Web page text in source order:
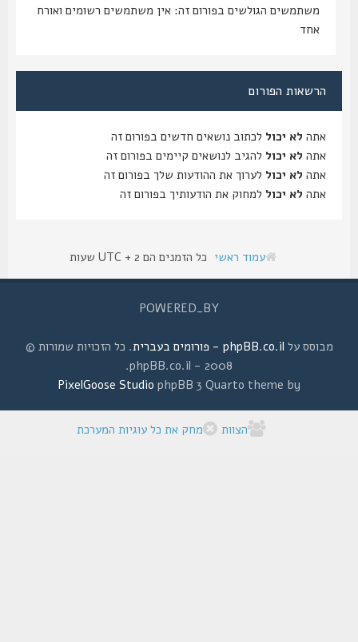
משתמשים הגולשים בפורום זה: אין משתמשים רשומים ואורח
הרשאות הפורום
לא יכול לכתוב נושאים חדשים בפורום זה
לא יכול להגיב לנושאים קיימים בפורום זה
לא יכול לערוך את ההודעות שלך בפורום זה
לא יכול למחוק את הודעותיך בפורום זה
עמוד ראשי כל הזמנים הם UTC + 2 שעות
POWERED_BY
מבוסס עלphpBB.co.il - פורומים בעברית
. כל הזכויות שמורות ©
2008 - phpBB.co.il.
phpBB 3 Quarto theme by
PixelGoose Studio
הצוות מחק את כל עוגיות המערכת